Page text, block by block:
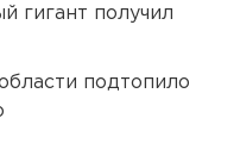
гигант получил
подтопило